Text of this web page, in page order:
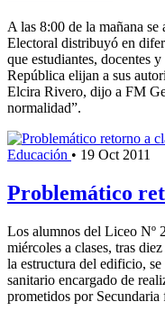
A las 8:00 de la mañana
Electoral distribuyó en
que estudiantes, docentes
República elijan a sus
Elcira Rivero, dijo a FM
normalidad”.
Educación • 19 Oct 2011
Problemático
Los alumnos del Liceo Nº
miércoles a clases, tras
la estructura del edificio,
sanitario encargado de
prometidos por